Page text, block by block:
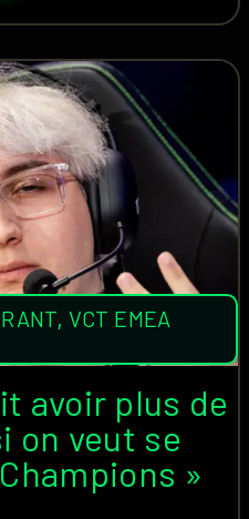
, VCT EMEA
avoir plus de
on veut se
»